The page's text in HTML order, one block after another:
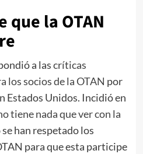
que la OTAN
a lascríticas
los socios de la OTAN por
Estados Unidos. Incidió en
tiene nada que ver con la
han respetado los
para que esta participe